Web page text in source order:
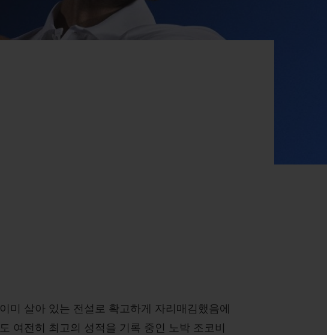
이미 살아 있는 전설로 확고하게 자리매김했음에
도 여전히 최고의 성적을 기록 중인 노박 조코비